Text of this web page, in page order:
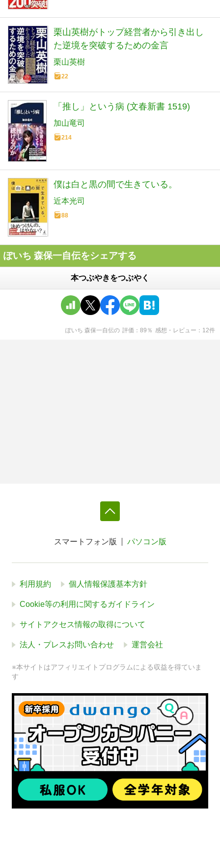
栗山英樹がトップ経営者から引き出し
た逆境を突破するための金言
栗山英樹
22
「推し」という病 (文春新書 1519)
加山竜司
僕は白と黒の間で生きている。
近本光司
ぽいち 森保一自伝をシェアする
本つぶやきをつぶやく
利用規約 個人情報保護基本方針
Cookie等の利用に関するガイドライン
サイトアクセス情報の取得について
※本サイトはアフィリエイトプログラムによる収益を得ていま
す